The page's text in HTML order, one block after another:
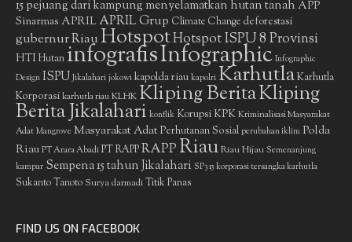
15 pejuang dari kampung menyelamatkan hutan tanah APP
Sinarmas APRIL APRIL Grup Climate Change deforestasi
gubernur RiauHotspotHotspot ISPU 8 Provinsi
HTIHutan infografisInfographic Infographic
Design ISPU Jikalahari jokowi kapolda riau kapolri KarhutlaKarhutla
Korporasikarhutla riauKLHKKliping BeritaKliping
Berita Jikalahari konflik Korupsi KPKKriminalisasi Masyarakat
Adat Mangrove Masyarakat AdatPerhutanan Sosial perubahan iklim Polda
Riau PT Arara Abadi PT RAPPRAPPRiauRiau Hijau Semenanjung
kampar Sempena 15 tahun Jikalahari SP3 15 korporasi tersangka karhutla
Sukanto Tanoto Surya darmadiTitik Panas
FIND US ON FACEBOOK